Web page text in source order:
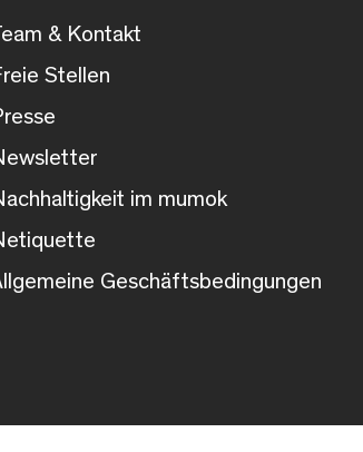
& Kontakt
Stellen
im mumok
Geschäftsbedingungen